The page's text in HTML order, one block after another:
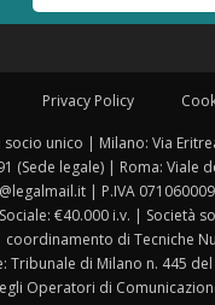
Privacy Policy
unico | Milano: Via
(Sede legale) | Roma: Viale
| P.IVA
€40.000 i.v. | Società
coordinamento di Tecniche
Tribunale di Milano n. 445
Operatori di